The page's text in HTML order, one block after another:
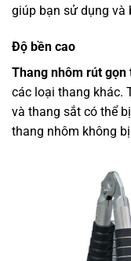
giúp bạn sử dụng và
Độ bền cao
Thang nhôm rút gọn
các loại thang khác.
và thang sắt có thể
thang nhôm không